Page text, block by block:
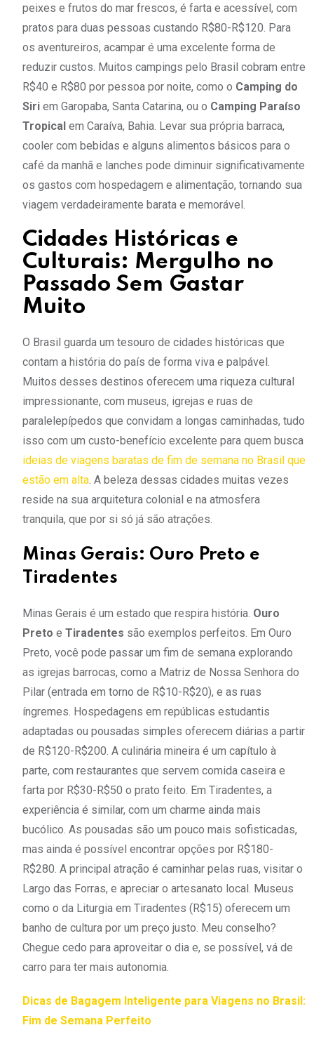
peixes e frutos do mar frescos, é farta e acessível, com
pratos para duas pessoas custando R$80-R$120. Para
os aventureiros, acampar é uma excelente forma de
reduzir custos. Muitos campings pelo Brasil cobram entre
R$40 e R$80 por pessoa por noite, como o Camping do
Siri em Garopaba, Santa Catarina, ou o Camping Paraíso
Tropical em Caraíva, Bahia. Levar sua própria barraca,
cooler com bebidas e alguns alimentos básicos para o
café da manhã e lanches pode diminuir significativamente
os gastos com hospedagem e alimentação, tornando sua
viagem verdadeiramente barata e memorável.
Cidades Históricas e
Culturais: Mergulho no
Passado Sem Gastar
Muito
O Brasil guarda um tesouro de cidades históricas que
contam a história do país de forma viva e palpável.
Muitos desses destinos oferecem uma riqueza cultural
impressionante, com museus, igrejas e ruas de
paralelepípedos que convidam a longas caminhadas, tudo
isso com um custo-benefício excelente para quem busca
ideias de viagens baratas de fim de semana no Brasil que
estão em alta. A beleza dessas cidades muitas vezes
reside na sua arquitetura colonial e na atmosfera
tranquila, que por si só já são atrações.
Minas Gerais: Ouro Preto e
Tiradentes
Minas Gerais é um estado que respira história. Ouro
Preto e Tiradentes são exemplos perfeitos. Em Ouro
Preto, você pode passar um fim de semana explorando
as igrejas barrocas, como a Matriz de Nossa Senhora do
Pilar (entrada em torno de R$10-R$20), e as ruas
íngremes. Hospedagens em repúblicas estudantis
adaptadas ou pousadas simples oferecem diárias a partir
de R$120-R$200. A culinária mineira é um capítulo à
parte, com restaurantes que servem comida caseira e
farta por R$30-R$50 o prato feito. Em Tiradentes, a
experiência é similar, com um charme ainda mais
bucólico. As pousadas são um pouco mais sofisticadas,
mas ainda é possível encontrar opções por R$180-
R$280. A principal atração é caminhar pelas ruas, visitar o
Largo das Forras, e apreciar o artesanato local. Museus
como o da Liturgia em Tiradentes (R$15) oferecem um
banho de cultura por um preço justo. Meu conselho?
Chegue cedo para aproveitar o dia e, se possível, vá de
carro para ter mais autonomia.
Dicas de Bagagem Inteligente para Viagens no Brasil:
Fim de Semana Perfeito